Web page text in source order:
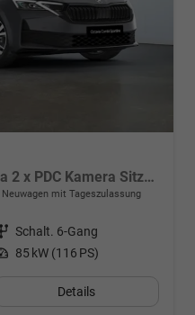
Extra Plus 1,5 TSI 2ZoKlima 2 x PDC Kamera Sitzheizung LED ACC Digitales Cockpit 5J Garantie Alu Felgen
Neuwagen mit Tageszulassung
Getriebe Schalt. 6-Gang
Leistung 85 kW (116 PS)
Details